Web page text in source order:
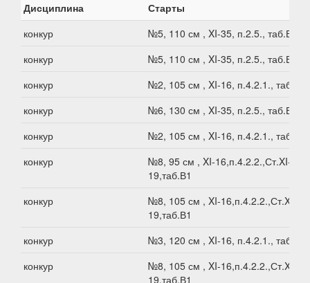
Дисциплина
Старты
конкур
№5, 110 см , XI-35, п.2.5., таб.В1
конкур
№5, 110 см , XI-35, п.2.5., таб.В1
конкур
№2, 105 см , XI-16, п.4.2.1., таб.В1
конкур
№6, 130 см , XI-35, п.2.5., таб.В1
конкур
№2, 105 см , XI-16, п.4.2.1., таб.В1
конкур
№8, 95 см , XI-16,п.4.2.2.,Ст.XI-
19,таб.В1
конкур
№8, 105 см , XI-16,п.4.2.2.,Ст.XI-
19,таб.В1
конкур
№3, 120 см , XI-16, п.4.2.1., таб.В1
конкур
№8, 105 см , XI-16,п.4.2.2.,Ст.XI-
19,таб.В1